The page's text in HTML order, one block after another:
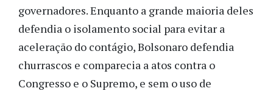
governadores. Enquanto a grande maioria deles
defendia o isolamento social para evitar a
aceleração do contágio, Bolsonaro defendia
churrascos e comparecia a atos contra o
Congresso e o Supremo, e sem o uso de